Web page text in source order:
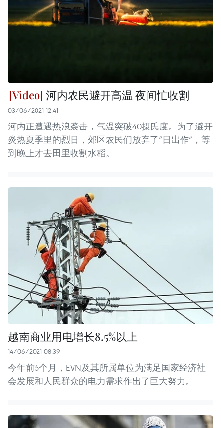
河内农民避开高温 夜间忙收割
03/06/2021 12:41
河内正遭遇热浪袭击，气温突破40摄氏度。为了避开
炎热夏季里的烈日，郊区农民们放弃了“日出作”，等
到晚上才去田里收割水稻。
越南商业用电增长8.5%以上
14/06/2021 08:39
今年前5个月，EVN及其所属单位为满足国家经济社
会发展和人民群众的电力需求作出了巨大努力。